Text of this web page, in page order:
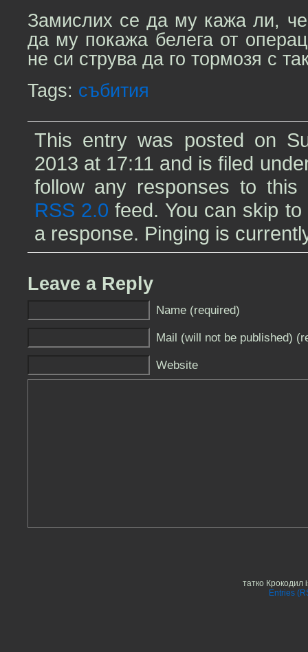
Замислих се да му кажа ли,
да му покажа белега от
не си струва да го тормозя с
Tags: събития
This entry was posted on
2013 at 17:11 and is filed
follow any responses to this
RSS 2.0 feed. You can skip
a response. Pinging is
Leave a Reply
Name (required)
Mail (will not be published)
Website
татко
Entries